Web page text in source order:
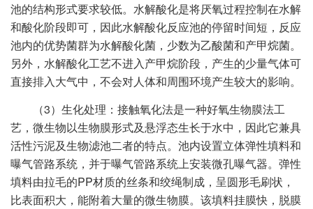
池的结构形式要求较低。水解酸化是将厌氧过程控制在水解
和酸化阶段即可，因此水解酸化反应池的停留时间短，反应
池内的优势菌群为水解酸化菌，少数为乙酸菌和产甲烷菌。
另外，水解酸化工艺不进入产甲烷阶段，产生的少量气体可
直接排入大气中，不会对人体和周围环境产生较大的影响。
（3）生化处理：接触氧化法是一种好氧生物膜法工
艺，微生物以生物膜形式及悬浮态生长于水中，因此它兼具
活性污泥及生物滤池二者的特点。池内设置立体弹性填料和
曝气管路系统，并于曝气管路系统上安装微孔曝气器。弹性
填料由拉毛的PP材质的丝条和绞绳制成，呈圆形毛刷状，
比表面积大，能附着大量的微生物膜。该填料挂膜快，脱膜